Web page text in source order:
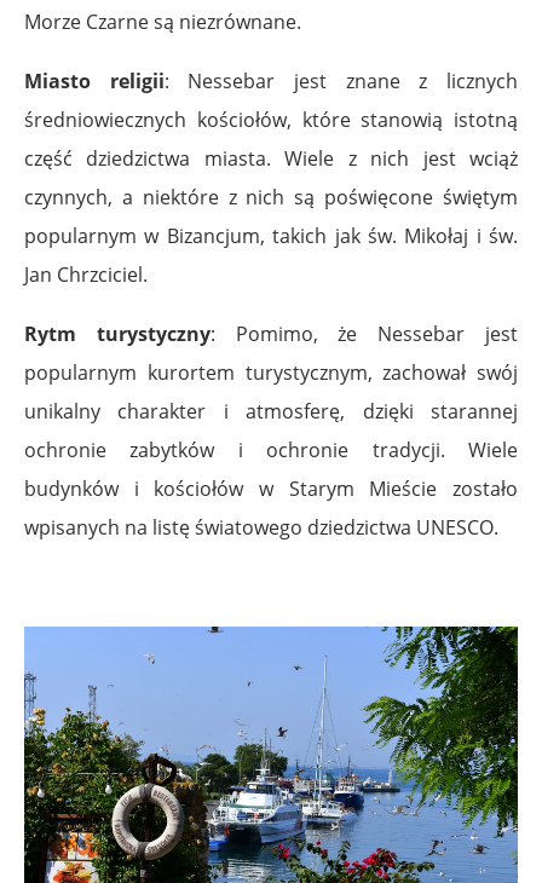
Morze Czarne są niezrównane.
Miasto religii: Nessebar jest znane z licznych
średniowiecznych kościołów, które stanowią istotną
część dziedzictwa miasta. Wiele z nich jest wciąż
czynnych, a niektóre z nich są poświęcone świętym
popularnym w Bizancjum, takich jak św. Mikołaj i św.
Jan Chrzciciel.
Rytm turystyczny: Pomimo, że Nessebar jest
popularnym kurortem turystycznym, zachował swój
unikalny charakter i atmosferę, dzięki starannej
ochronie zabytków i ochronie tradycji. Wiele
budynków i kościołów w Starym Mieście zostało
wpisanych na listę światowego dziedzictwa UNESCO.